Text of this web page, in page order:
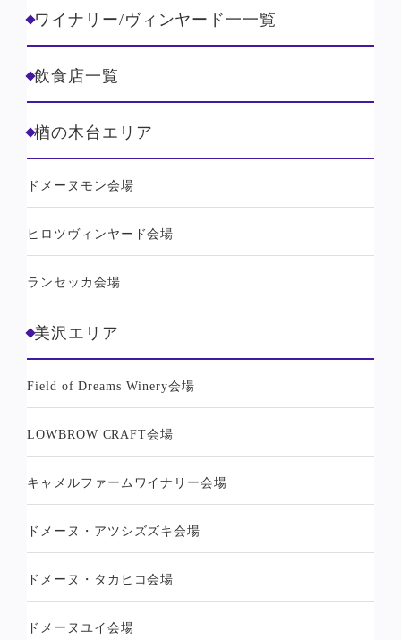
ワイナリー/ヴィンヤード一一覧
飲食店一覧
楢の木台エリア
ドメーヌモン会場
ヒロツヴィンヤード会場
ランセッカ会場
美沢エリア
Field of Dreams Winery会場
LOWBROW CRAFT会場
キャメルファームワイナリー会場
ドメーヌ・アツシズズキ会場
ドメーヌ・タカヒコ会場
ドメーヌユイ会場